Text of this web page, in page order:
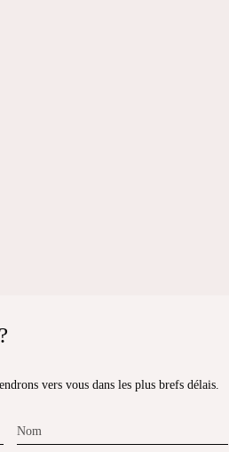
vers vous dans les plus brefs délais.
Nom